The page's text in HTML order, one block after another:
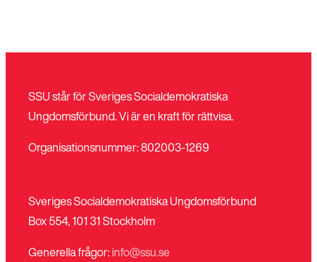
SSU står för Sveriges Socialdemokratiska
Ungdomsförbund. Vi är en kraft för rättvisa.
Organisationsnummer: 802003-1269
Sveriges Socialdemokratiska Ungdomsförbund
Box 554, 101 31 Stockholm
Generella frågor:info@ssu.se